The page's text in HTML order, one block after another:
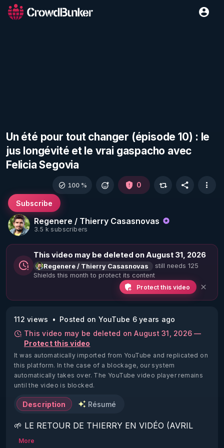
Un été pour tout changer (épisode 10) : le
jus longévité et le vrai gaspacho avec
Felicia Segovia
Regenere / Thierry Casasnovas
3.5 k subscribers
Subscribe
100 % 0
This video may be deleted on August 31, 2026
Regenere / Thierry Casasnovas
still needs 125
Shields this month to protect its content
Protect this video
112 views
Posted on YouTube 6 years ago
This video may be deleted on August 31, 2026 —
Protect this video
It was automatically imported from YouTube and replicated on
this platform. In the case of a blockage, our system
automatically takes over. The YouTube video player remains
until the video is blocked.
Description Résumé
🌱 LE RETOUR DE THIERRY EN VIDÉO (AVRIL
2022)!
More